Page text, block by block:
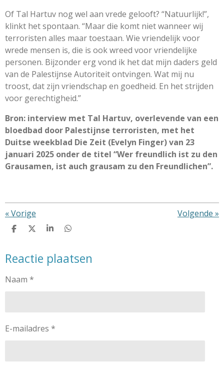
Of Tal Hartuv nog wel aan vrede gelooft? “Natuurlijk!”,
klinkt het spontaan. “Maar die komt niet wanneer wij
terroristen alles maar toestaan. Wie vriendelijk voor
wrede mensen is, die is ook wreed voor vriendelijke
personen. Bijzonder erg vond ik het dat mijn daders geld
van de Palestijnse Autoriteit ontvingen. Wat mij nu
troost, dat zijn vriendschap en goedheid. En het strijden
voor gerechtigheid.”
Bron: interview met Tal Hartuv, overlevende van een
bloedbad door Palestijnse terroristen, met het
Duitse weekblad Die Zeit (Evelyn Finger) van 23
januari 2025 onder de titel “Wer freundlich ist zu den
Grausamen, ist auch grausam zu den Freundlichen”.
«Vorige Volgende »
D
e
n
D
l
S
r
e
D
e
n
Reactie plaatsen
Naam *
E-mailadres *